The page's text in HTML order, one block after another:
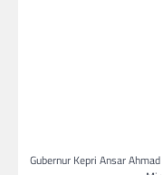
Gubernur Kepri Ansar